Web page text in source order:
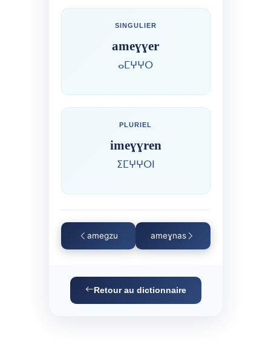
SINGULIER
ameɣɣer
ⴰⵎⵖⵖⵔ
PLURIEL
imeɣɣren
ⵉⵎⵖⵖⵔⵏ
amegzu ameɣnas
Retour au dictionnaire